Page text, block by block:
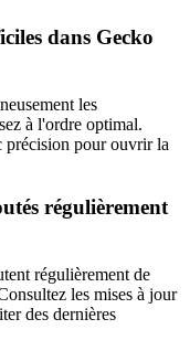
dans Gecko
les
à l'ordre optimal.
précision pour ouvrir la
régulièrement
régulièrement de
les mises à jour
des dernières